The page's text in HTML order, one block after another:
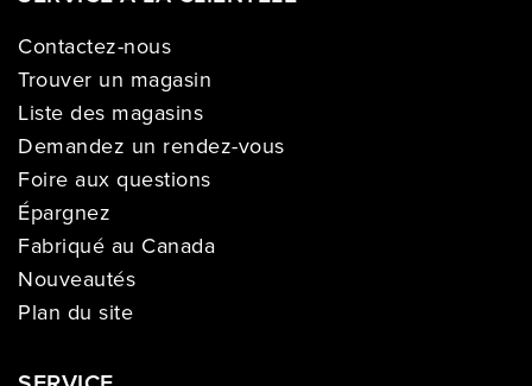
Contactez-nous
Trouver un magasin
Liste des magasins
Demandez un rendez-vous
Foire aux questions
Épargnez
Fabriqué au Canada
Nouveautés
Plan du site